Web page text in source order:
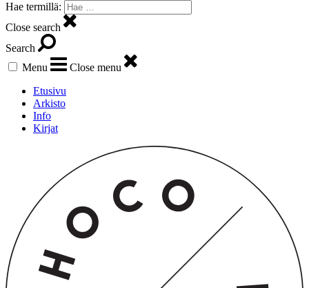
Hae termillä:
Close search
Search
Menu
Close menu
Etusivu
Arkisto
Info
Kirjat